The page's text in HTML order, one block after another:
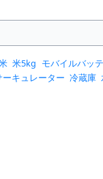
米5kg モバイルバッ
ーキュレーター 冷蔵庫